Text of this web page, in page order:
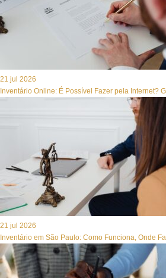
21 jul 2026
Inventário Online: É Possível Fazer pela Internet?
21 jul 2026
Inventário em São Paulo: Como Funciona, Onde